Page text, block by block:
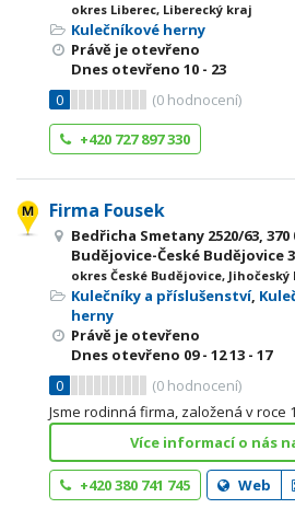
okres Liberec, Liberecký kraj
Kulečníkové herny
Právě je otevřeno
Dnes otevřeno 10 - 23
0
(0 hodnocení)
+420 727 897 330
Firma Fousek
Bedřicha Smetany 2520/63, 370
Budějovice-České Budějovice 3
okres České Budějovice, Jihočeský
Kulečníky a příslušenství,
herny
Právě je otevřeno
Dnes otevřeno 09 - 1213 - 17
0
(0 hodnocení)
Jsme rodinná firma, založená v roce
Více informací o nás
+420 380 741 745 Web